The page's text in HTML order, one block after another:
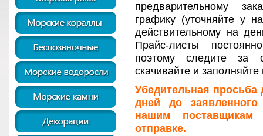
предварительному
графику (уточняйте у
действительному на
Прайс-листы
поэтому следите за
скачивайте и
Убедительная просьба
дней до
нашим
отправке.